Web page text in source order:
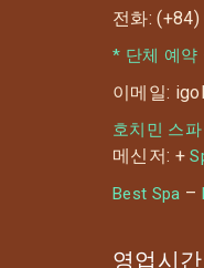
전화:
* 단체 예약
이메일:
호치민 스
메신저: +
Best Spa –
영업시간